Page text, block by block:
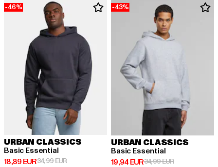
-46%
URBAN CLASSICS
Basic Essential
18,89 EUR
Derzeitiger Preis: 18,89 EUR
34,99 EURAktionspreis: 34,99 EUR
-43%
URBAN CLASSICS
Basic Essential
19,94 EUR
Derzeitiger Preis: 19,94 EUR
34,99 EURAktionspreis: